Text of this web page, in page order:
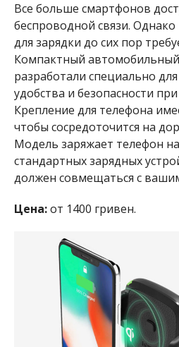
Все больше смартфонов
беспроводной связи.
для зарядки до сих пор
Компактный
разработали специально
удобства и безопасности
Крепление для телефона
чтобы сосредоточится на
Модель заряжает телефон
стандартных зарядных
должен совмещаться с
Цена:от 1400 гривен.